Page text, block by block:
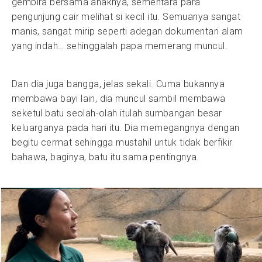
pengunjung cair melihat si kecil itu. Semuanya sangat
manis, sangat mirip seperti adegan dokumentari alam
yang indah… sehinggalah papa memerang muncul.
Dan dia juga bangga, jelas sekali. Cuma bukannya
membawa bayi lain, dia muncul sambil membawa
seketul batu seolah-olah itulah sumbangan besar
keluarganya pada hari itu. Dia memegangnya dengan
begitu cermat sehingga mustahil untuk tidak berfikir
bahawa, baginya, batu itu sama pentingnya.